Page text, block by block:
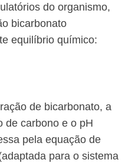
do organismo,
bicarbonato
equilíbrio químico:
de bicarbonato, a
de carbono e o pH
pela equação de
para o sistema